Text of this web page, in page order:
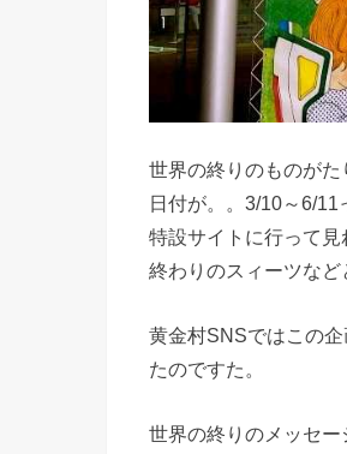
世界の終りのものがた
日付が。。3/10～6/11
特設サイトに行って見
終わりのスィーツなど
黄金村SNSではこの
たのですた。
世界の終りのメッセー